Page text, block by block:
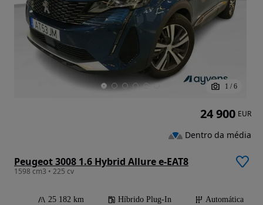
1 / 6
Peugeot 3008 1.6 Hybrid Allure e-EAT8
1598 cm3 • 225 cv
25 182 km Híbrido Plug-In
Automática
24 900 EUR
Dentro da média